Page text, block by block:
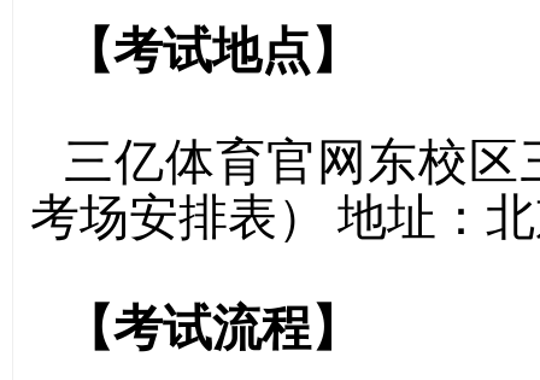
【考试地点】
三亿体育官网东校
考场安排表）
地址：
【考试流程】